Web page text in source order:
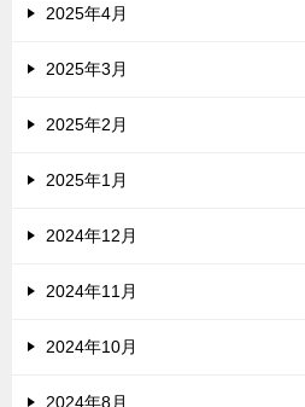
2025年4月
2025年3月
2025年2月
2025年1月
2024年12月
2024年11月
2024年10月
2024年8月